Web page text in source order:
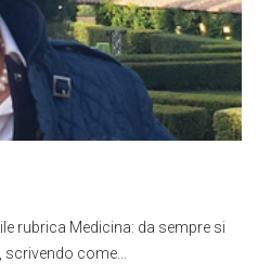
rubrica Medicina: da sempre si
come...